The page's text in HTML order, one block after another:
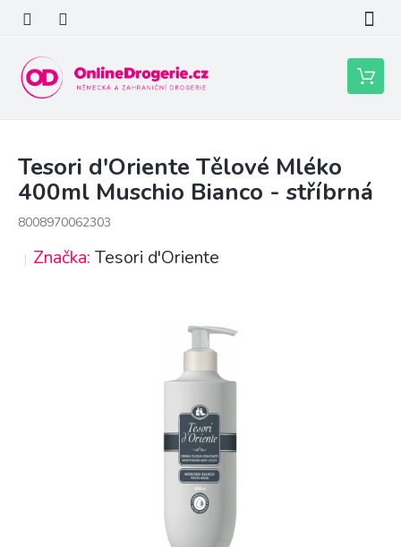
obsah
Nákupní
košík
Tesori d'Oriente Tělové Mléko
400ml Muschio Bianco - stříbrná
8008970062303
Značka: Tesori d'Oriente